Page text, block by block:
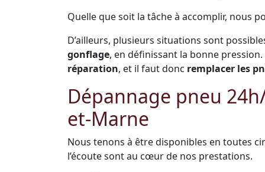
Quelle que soit la tâche à accomplir, nous
D’ailleurs, plusieurs situations sont
gonflage, en définissant la bonne
réparation, et il faut donc remplacer les
Dépannage pneu
et-Marne
Nous tenons à être disponibles en toutes
l’écoute sont au cœur de nos prestations.